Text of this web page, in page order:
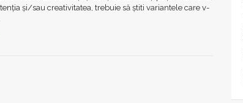
și/sau creativitatea, trebuie să știti variantele care v-